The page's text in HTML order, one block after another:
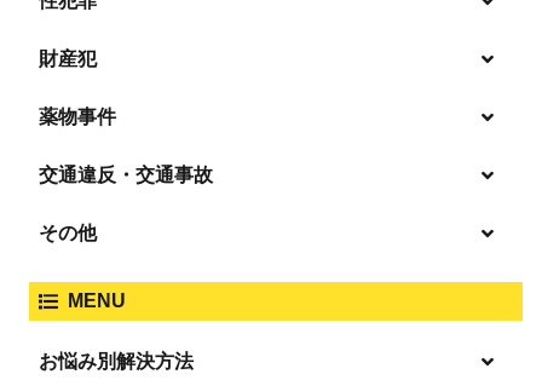
盗撮・のぞき
強姦・準強姦
財産犯
詐欺
薬物事件
交通違反・交通事故
ひき逃げ・当て逃げ
その他
MENU
お悩み別解決方法